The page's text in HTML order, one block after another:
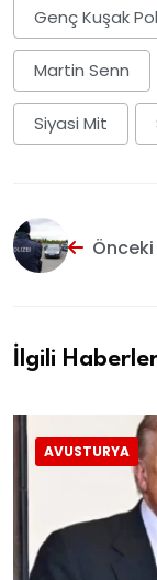
Genç Kuşak
Martin Senn
Siyasi Mit
Önceki
İlgili
AVUSTURYA